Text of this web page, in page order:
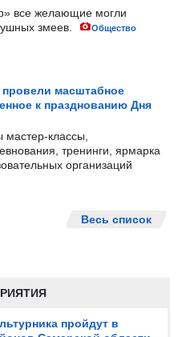
пройдут в
все желающие могли
змеев.
Общество
масштабное
к празднованию Дня
мастер-классы,
тренинги, ярмарка
организаций
Весь список